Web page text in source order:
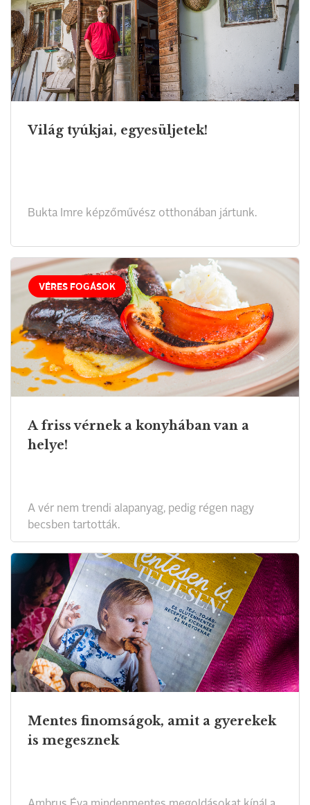
Világ tyúkjai, egyesüljetek!
Bukta Imre képzőművész otthonában jártunk.
VÉRES FOGÁSOK
A friss vérnek a konyhában van a
helye!
A vér nem trendi alapanyag, pedig régen nagy
becsben tartották.
Mentes finomságok, amit a gyerekek
is megesznek